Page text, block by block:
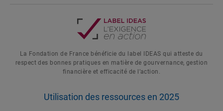
La Fondation de France bénéficie du label IDEAS qui atteste du
respect des bonnes pratiques en matière de gourvernance, gestion
financière et efficacité de l’action.
Utilisation des ressources en 2025